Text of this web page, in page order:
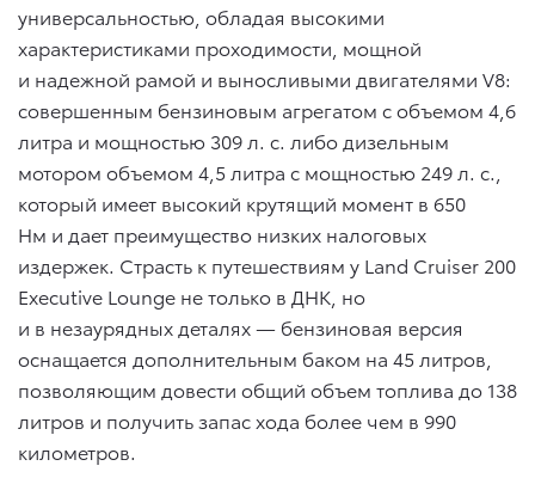
универсальностью, обладая высокими
характеристиками проходимости, мощной
и надежной рамой и выносливыми двигателями V8:
совершенным бензиновым агрегатом с объемом 4,6
литра и мощностью 309 л. с. либо дизельным
мотором объемом 4,5 литра с мощностью 249 л. с.,
который имеет высокий крутящий момент в 650
Нм и дает преимущество низких налоговых
издержек. Страсть к путешествиям у Land Cruiser 200
Executive Lounge не только в ДНК, но
и в незаурядных деталях — бензиновая версия
оснащается дополнительным баком на 45 литров,
позволяющим довести общий объем топлива до 138
литров и получить запас хода более чем в 990
километров.